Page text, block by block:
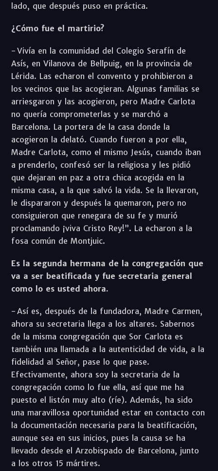
lado, que después puso en práctica.
¿Cómo fue el martirio?
- Vivía en la comunidad del Colegio Serafín de
Asís, en Vilanova de Bellpuig, en la provincia de
Lérida. Las echaron el convento y prohibieron a
los vecinos que las acogieran. Algunas familias se
arriesgaron y las acogieron, pero Madre Carlota
no quería comprometerlas y se marchó a
Barcelona. La portera de la casa donde la
acogieron la delató. Cuando fueron a por ella,
Madre Carlota, como el mismo Jesús, cuando iban
a prenderlo, confesó ser la religiosa y les pidió
que dejaran en paz a otra chica acogida en la
misma casa, a la que salvó la vida. Se la llevaron,
le dispararon y después la quemaron, pero no
consiguieron que renegara de su fe y murió
proclamando ¡viva Cristo Rey!”. La echaron a la
fosa común de Montjuic.
Es la segunda hermana de la congregación que
va a ser beatificada y fue secretaria general
como lo es usted ahora.
- Así es, después de la fundadora, Madre Carmen,
ahora su secretaria llega a los altares. Sabernos
de la misma congregación que Sor Carlota es
también una llamada a la autenticidad de vida, a la
fidelidad al Señor, pase lo que pase.
Efectivamente, ahora soy la secretaria de la
congregación como lo fue ella, así que me ha
puesto el listón muy alto (ríe). Además, ha sido
una maravillosa oportunidad estar en contacto con
la documentación necesaria para la beatificación,
aunque sea en sus inicios, pues la causa se ha
llevado desde el Arzobispado de Barcelona, junto
a los otros 15 mártires.